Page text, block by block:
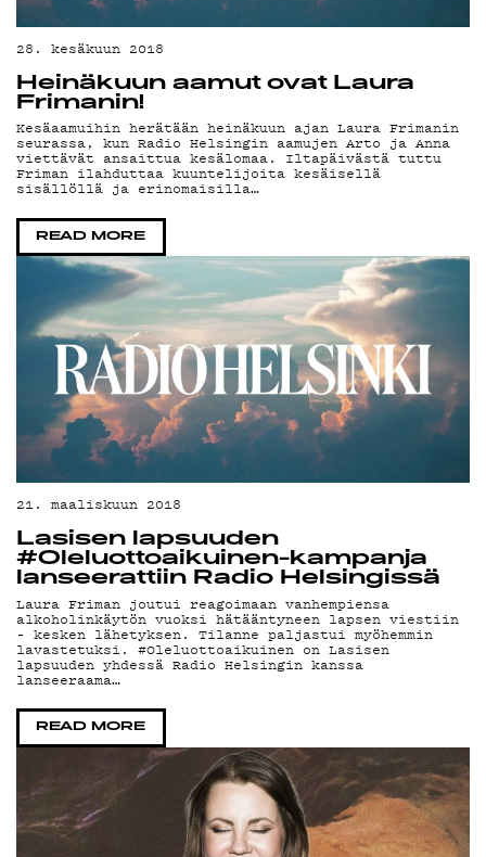
28. kesäkuun 2018
Heinäkuun aamut ovat Laura
Frimanin!
Kesäaamuihin herätään heinäkuun ajan Laura Frimanin
seurassa, kun Radio Helsingin aamujen Arto ja Anna
viettävät ansaittua kesälomaa. Iltapäivästä tuttu
Friman ilahduttaa kuuntelijoita kesäisellä
sisällöllä ja erinomaisilla…
READ MORE
21. maaliskuun 2018
Lasisen lapsuuden
#Oleluottoaikuinen-kampanja
lanseerattiin Radio Helsingissä
Laura Friman joutui reagoimaan vanhempiensa
alkoholinkäytön vuoksi hätääntyneen lapsen viestiin
– kesken lähetyksen. Tilanne paljastui myöhemmin
lavastetuksi. #Oleluottoaikuinen on Lasisen
lapsuuden yhdessä Radio Helsingin kanssa
lanseeraama…
READ MORE